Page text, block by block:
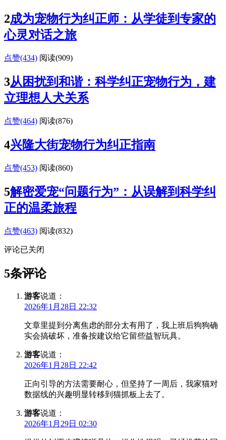
2成为宠物行为纠正师：从学徒到专家的
心灵对话之旅
点赞(434) 阅读(909)
3从困扰到和谐：科学纠正宠物行为，建
立理想人犬关系
点赞(464) 阅读(876)
4兴隆大街宠物行为纠正指南
点赞(453) 阅读(860)
5解密爱宠“问题行为”：从误解到科学纠
正的温柔旅程
点赞(463) 阅读(832)
评论已关闭
5条评论
游客说道：
2026年1月28日 22:32
文章里提到分离焦虑的部分太有用了，我上班后狗狗确
实会搞破坏，准备按建议给它留些益智玩具。
游客说道：
2026年1月28日 22:42
正向引导的方法需要耐心，但坚持了一周后，我家猫对
数据线的兴趣明显转移到猫抓板上去了。
游客说道：
2026年1月29日 02:30